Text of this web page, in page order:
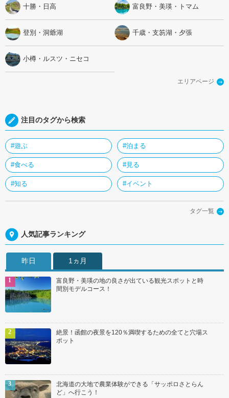
十勝・日高 富良野・美瑛・トマム
登別・洞爺湖 千歳・支笏湖・夕張
小樽・ルスツ・ニセコ
エリアページ
注目のタグから検索
#遊ぶ #泊まる
#食べる #見る
#知る #イベント
タグ一覧
人気記事ランキング
昨日 1ヵ月
富良野・美瑛の地の良さが出ている観光スポットと時
間別モデルコース！
絶景！函館の夜景を120％満喫するための全てと穴場ス
ポット
北海道の大地で農業体験ができる「サッポロさとらん
ど」へ行こう！